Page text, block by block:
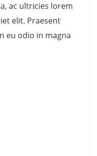
ac ultricies lorem
elit. Praesent
eu odio in magna